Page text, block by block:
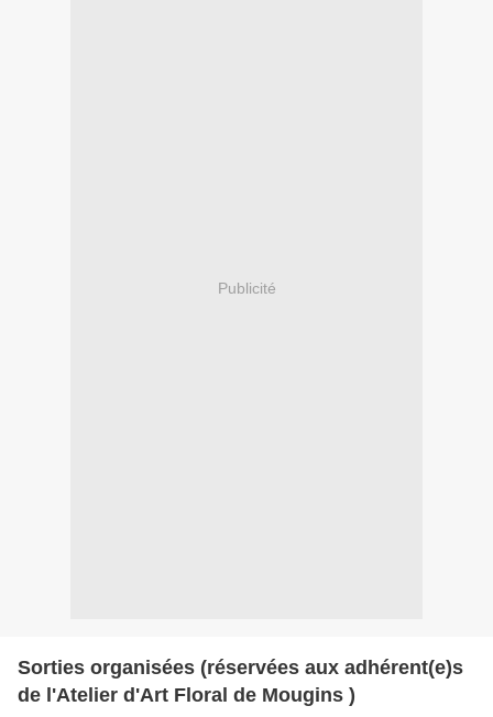
Publicité
Sorties organisées (réservées aux adhérent(e)s
de l'Atelier d'Art Floral de Mougins )